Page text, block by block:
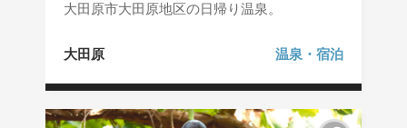
大田原市大田原地区の日帰り温泉。
大田原 温泉・宿泊